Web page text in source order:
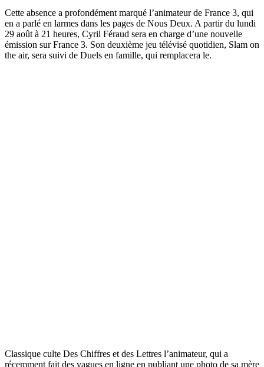
Cette absence a profondément marqué l’animateur de France 3, qui
en a parlé en larmes dans les pages de Nous Deux. A partir du lundi
29 août à 21 heures, Cyril Féraud sera en charge d’une nouvelle
émission sur France 3. Son deuxième jeu télévisé quotidien, Slam on
the air, sera suivi de Duels en famille, qui remplacera le.
Classique culte Des Chiffres et des Lettres l’animateur, qui a
récemment fait des vagues en ligne en publiant une photo de sa mère